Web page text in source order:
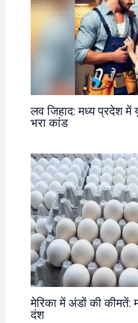
लव जिहाद: मध्य प्रदेश में
भरा कांड
मेरिका में अंडों की कीमतें:
दंश